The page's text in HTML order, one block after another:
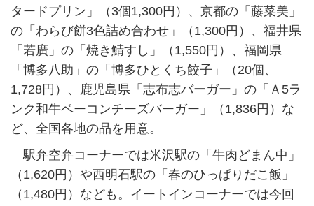
タードプリン」（3個1,300円）、京都の「藤菜美」
の「わらび餅3色詰め合わせ」（1,300円）、福井県
「若廣」の「焼き鯖すし」（1,550円）、福岡県
「博多八助」の「博多ひとくち餃子」（20個、
1,728円）、鹿児島県「志布志バーガー」の「Ａ5ラ
ンク和牛ベーコンチーズバーガー」（1,836円）な
ど、全国各地の品を用意。
駅弁空弁コーナーでは米沢駅の「牛肉どまん中」
（1,620円）や西明石駅の「春のひっぱりだこ飯」
（1,480円）なども。イートインコーナーでは今回